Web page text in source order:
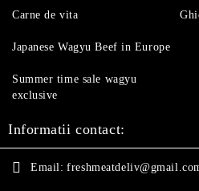
Carne de vita
Japanese Wagyu Beef in Europe
Summer time sale wagyu
exclusive
Informatii contact:
Email: